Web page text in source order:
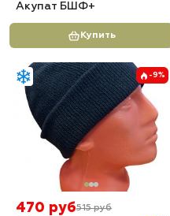
Акупат БШФ+
Купить
-9%
470 руб515 руб